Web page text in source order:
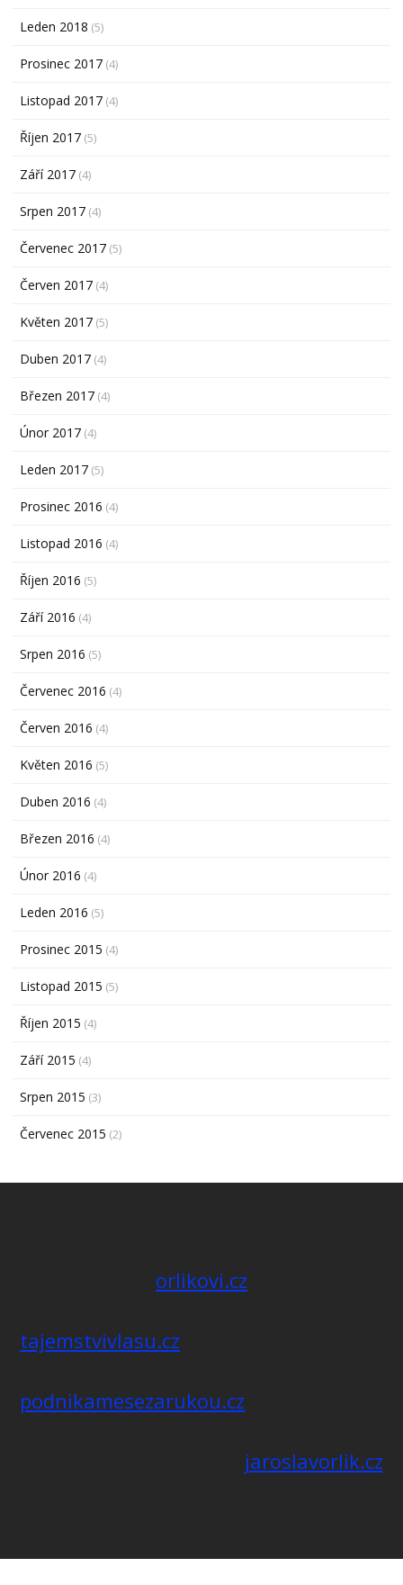
Leden 2018 (5)
Prosinec 2017 (4)
Listopad 2017 (4)
Říjen 2017 (5)
Září 2017 (4)
Srpen 2017 (4)
Červenec 2017 (5)
Červen 2017 (4)
Květen 2017 (5)
Duben 2017 (4)
Březen 2017 (4)
Únor 2017 (4)
Leden 2017 (5)
Prosinec 2016 (4)
Listopad 2016 (4)
Říjen 2016 (5)
Září 2016 (4)
Srpen 2016 (5)
Červenec 2016 (4)
Červen 2016 (4)
Květen 2016 (5)
Duben 2016 (4)
Březen 2016 (4)
Únor 2016 (4)
Leden 2016 (5)
Prosinec 2015 (4)
Listopad 2015 (5)
Říjen 2015 (4)
Září 2015 (4)
Srpen 2015 (3)
Červenec 2015 (2)
orlikovi.cz
tajemstvivlasu.cz
podnikamesezarukou.cz
jaroslavorlik.cz